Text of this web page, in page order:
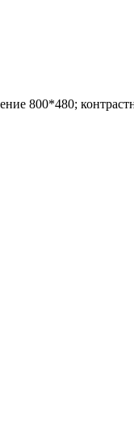
800*480;